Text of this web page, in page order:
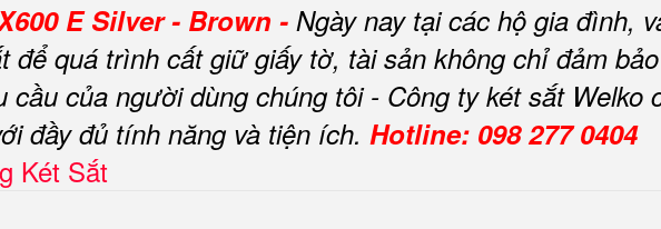
E Silver - Brown - Ngày nay tại các hộ gia đình,
để quá trình cất giữ giấy tờ, tài sản không chỉ đảm
cầu của người dùng chúng tôi - Công ty két sắt Welko
đầy đủ tính năng và tiện ích. Hotline: 098 277 0404
Két Sắt